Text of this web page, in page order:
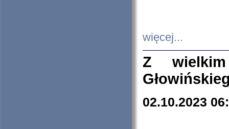
więcej...
Z
02.10.2023